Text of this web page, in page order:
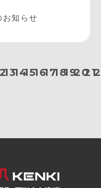
知らせ
131415161718192021